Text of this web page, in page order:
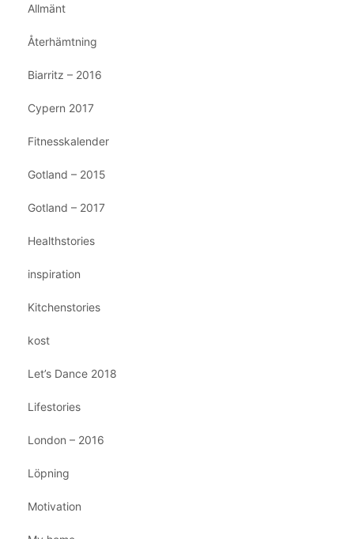
Allmänt
Återhämtning
Biarritz – 2016
Cypern 2017
Fitnesskalender
Gotland – 2015
Gotland – 2017
Healthstories
inspiration
Kitchenstories
kost
Let’s Dance 2018
Lifestories
London – 2016
Löpning
Motivation